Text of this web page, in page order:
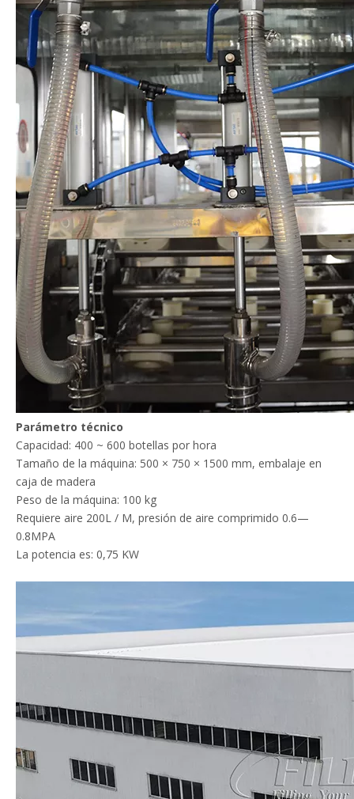
Parámetro técnico
Capacidad: 400 ~ 600 botellas por hora
Tamaño de la máquina: 500 × 750 × 1500 mm, embalaje en
caja de madera
Peso de la máquina: 100 kg
Requiere aire 200L / M, presión de aire comprimido 0.6—
0.8MPA
La potencia es: 0,75 KW